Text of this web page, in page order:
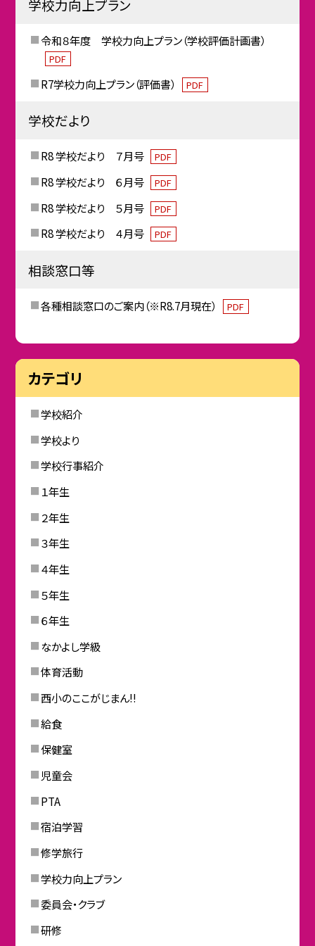
学校力向上プラン
令和８年度 学校力向上プラン（学校評価計画書）
PDF
R7学校力向上プラン（評価書） PDF
学校だより
R8 学校だより ７月号 PDF
R8 学校だより ６月号 PDF
R8 学校だより ５月号 PDF
R8 学校だより ４月号 PDF
相談窓口等
各種相談窓口のご案内（※R8.7月現在） PDF
カテゴリ
学校紹介
学校より
学校行事紹介
１年生
２年生
３年生
４年生
５年生
６年生
なかよし学級
体育活動
西小のここがじまん!!
給食
保健室
児童会
PTA
宿泊学習
修学旅行
学校力向上プラン
委員会・クラブ
研修